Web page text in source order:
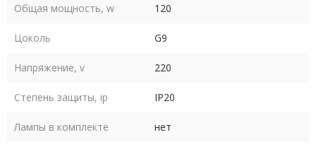
Общая мощность, w 120
Цоколь G9
Напряжение, v 220
Степень защиты, ip IP20
Лампы в комплекте нет